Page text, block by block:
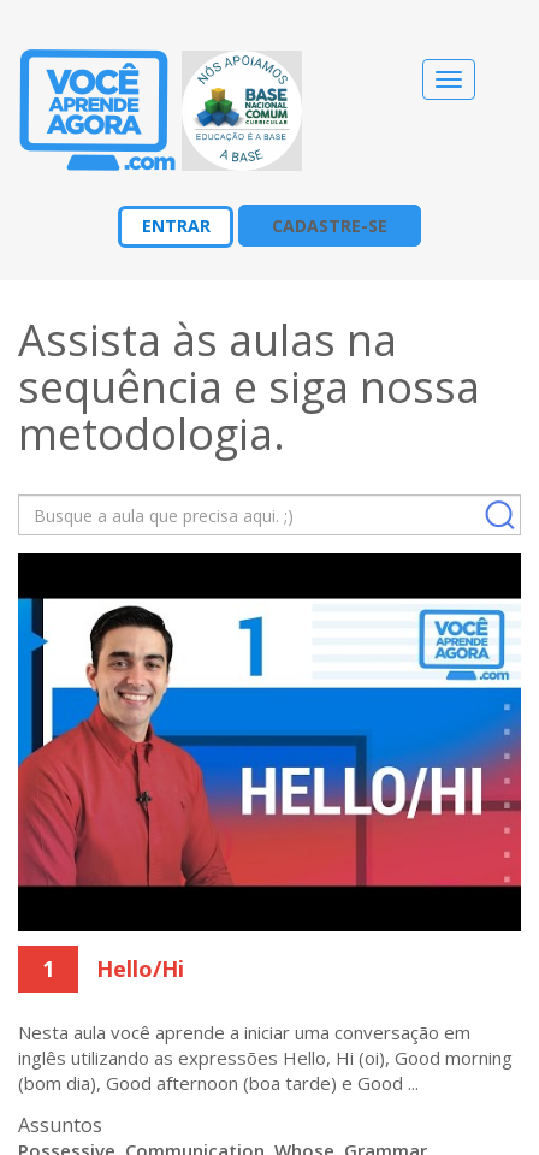
Alternar
navegação
ENTRAR CADASTRE-SE
Assista às aulas na
sequência e siga nossa
metodologia.
1 Hello/Hi
Nesta aula você aprende a iniciar uma conversação em
inglês utilizando as expressões Hello, Hi (oi), Good morning
(bom dia), Good afternoon (boa tarde) e Good ...
Assuntos
Possessive, Communication, Whose, Grammar,